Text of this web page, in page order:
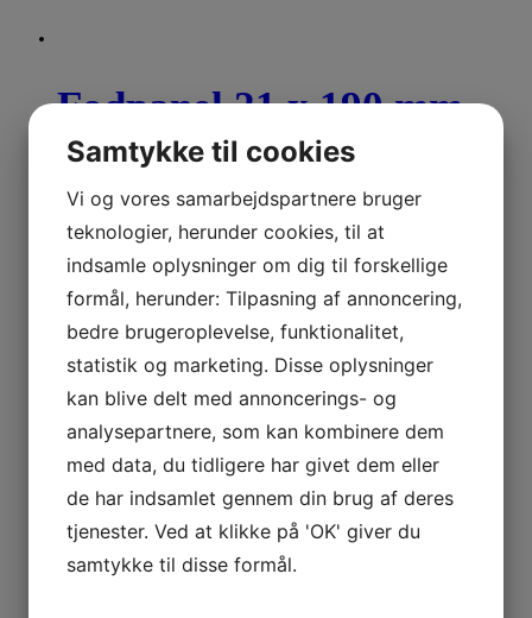
Fodpanel 21 x 190 mm
Profil nr. 84 B-2 (højde kan justeres)
129,50DKK Incl. moms:129,50DKK, excl. moms: 103,60DKK
Se detaljer
Fodpanel 35 x 95 mm
Profil nr. 2200 A/B Lersøgaard (fortrappe)
199,50 DKK Incl. moms: 199,50 DKK, excl. moms:159,60DKK
Se detaljer
Fodpanel 21 x 190 mm
Samtykke til cookies
Vi og vores samarbejdspartnere bruger
teknologier, herunder cookies, til at
indsamle oplysninger om dig til forskellige
formål, herunder: Tilpasning af annoncering,
bedre brugeroplevelse, funktionalitet,
statistik og marketing. Disse oplysninger
kan blive delt med annoncerings- og
analysepartnere, som kan kombinere dem
med data, du tidligere har givet dem eller
de har indsamlet gennem din brug af deres
tjenester. Ved at klikke på 'OK' giver du
samtykke til disse formål.